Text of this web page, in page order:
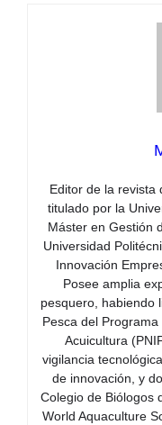
Editor de la revista
titulado por la
Máster en Gestión
Universidad
Innovación
Posee amplia
pesquero, habiendo
Pesca del
Acuicultura
vigilancia
de innovación, y
Colegio de Biólogos
World Aquaculture